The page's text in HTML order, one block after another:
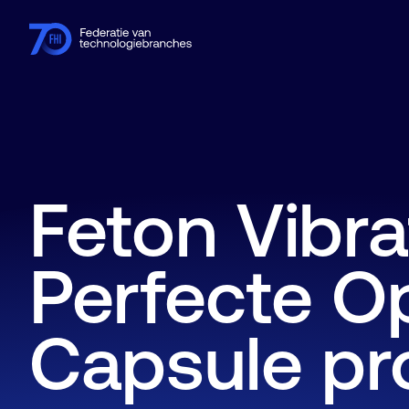
Feton
Perfecte
Capsule